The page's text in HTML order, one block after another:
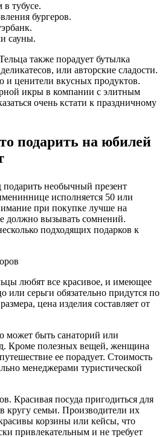
тубусе.
бургеров.
сауны.
также порадует бутылка
или авторские сладости.
и ценители вкусных продуктов.
икры в компании с элитным
очень кстати к праздничному
подарить на юбилей
необычный презент
исполняется 50 или
при покупке лучше на
должно вызывать сомнений.
подходящих подарков к
любят все красивое, и имеющее
или серьги обязательно придутся по
цена изделия составляет от
может быть санаторий или
Кроме полезных вещей, женщина
ее порадует. Стоимость
менеджерами туристической
Красивая посуда пригодиться для
кругу семьи. Производители их
корзины или кейсы, что
привлекательным и не требует